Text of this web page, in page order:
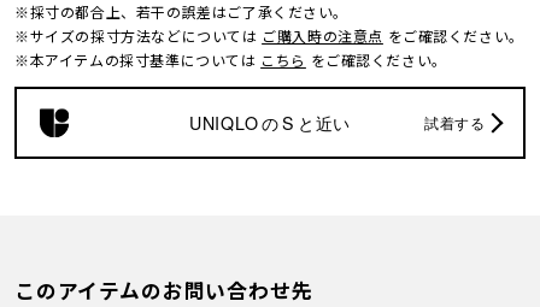
※採寸の都合上、若干の誤差はご了承ください。
※サイズの採寸方法などについては ご購入時の注意点 をご確認ください。
※本アイテムの採寸基準については こちら をご確認ください。
UNIQLOのS と近い 試着する
このアイテムのお問い合わせ先